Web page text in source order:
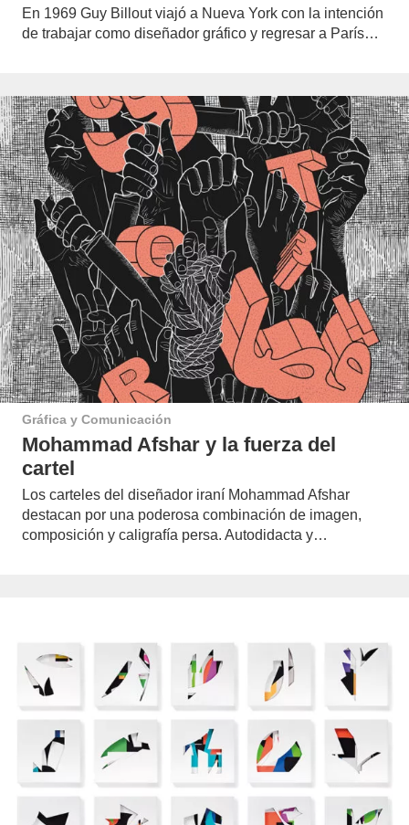
En 1969 Guy Billout viajó a Nueva York con la intención
de trabajar como diseñador gráfico y regresar a París…
Gráfica y Comunicación
Mohammad Afshar y la fuerza del
cartel
Los carteles del diseñador iraní Mohammad Afshar
destacan por una poderosa combinación de imagen,
composición y caligrafía persa. Autodidacta y…